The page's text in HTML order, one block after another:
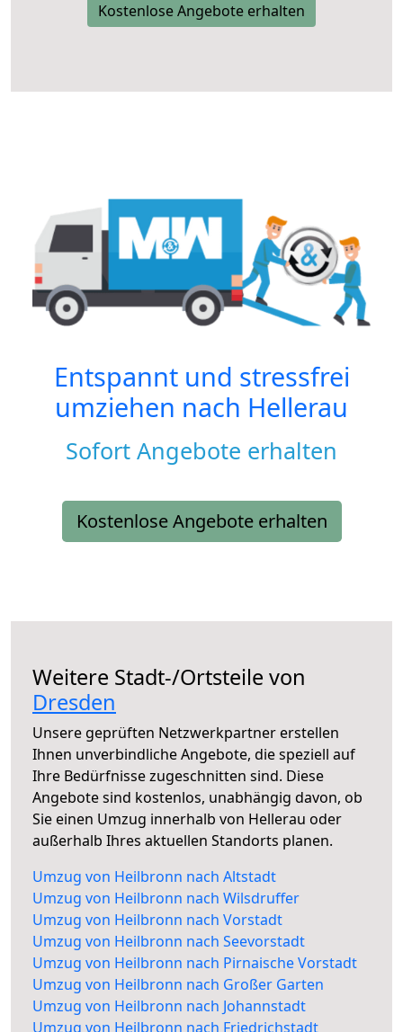
Kostenlose Angebote erhalten
Entspannt und stressfrei
umziehen nach Hellerau
Sofort Angebote erhalten
Kostenlose Angebote erhalten
Weitere Stadt-/Ortsteile von
Dresden
Unsere geprüften Netzwerkpartner erstellen
Ihnen unverbindliche Angebote, die speziell auf
Ihre Bedürfnisse zugeschnitten sind. Diese
Angebote sind kostenlos, unabhängig davon, ob
Sie einen Umzug innerhalb von Hellerau oder
außerhalb Ihres aktuellen Standorts planen.
Umzug von Heilbronn nach Altstadt
Umzug von Heilbronn nach Wilsdruffer
Umzug von Heilbronn nach Vorstadt
Umzug von Heilbronn nach Seevorstadt
Umzug von Heilbronn nach Pirnaische Vorstadt
Umzug von Heilbronn nach Großer Garten
Umzug von Heilbronn nach Johannstadt
Umzug von Heilbronn nach Friedrichstadt